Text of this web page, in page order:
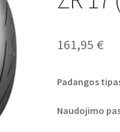
161,95 €
Padangos
Naudojimo